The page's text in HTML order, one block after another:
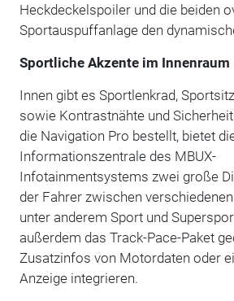
Heckdeckelspoiler und die beiden
Sportauspuffanlage den
Sportliche Akzente im Innenraum
Innen gibt es Sportlenkrad,
sowie Kontrastnähte und
die Navigation Pro bestellt, bietet
Informationszentrale des MBUX-
Infotainmentsystems zwei große
der Fahrer zwischen
unter anderem Sport und
außerdem das Track-Pace-Paket
Zusatzinfos von Motordaten oder
Anzeige integrieren.